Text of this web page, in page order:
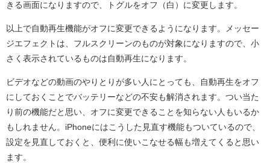
きる画面になりますので、トグルをオフ（白）に変更します。
以上で自動再生機能がオフに変更できるようになります。メッセー
ジエフェクトは、フルスクリーンのものが対象になりますので、小
さく表示されているものは自動再生になります。
ビデオなどの動画のやりとりが多い人にとっても、自動再生をオフ
にしておくことでバッテリーなどの不安も解消されます。つい当た
り前の機能だと思い、オフに変更できることを知らない人もいるか
もしれません。iPhoneにはこうした見直す機能もついているので、
設定を見直しておくと、便利に使いこなせる幅も増えてくると思い
ます。